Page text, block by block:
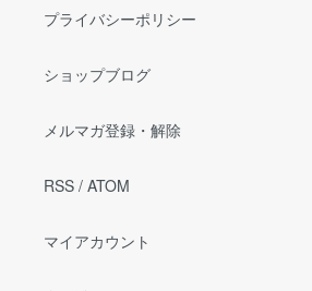
プライバシーポリシー
ショップブログ
メルマガ登録・解除
RSS / ATOM
マイアカウント